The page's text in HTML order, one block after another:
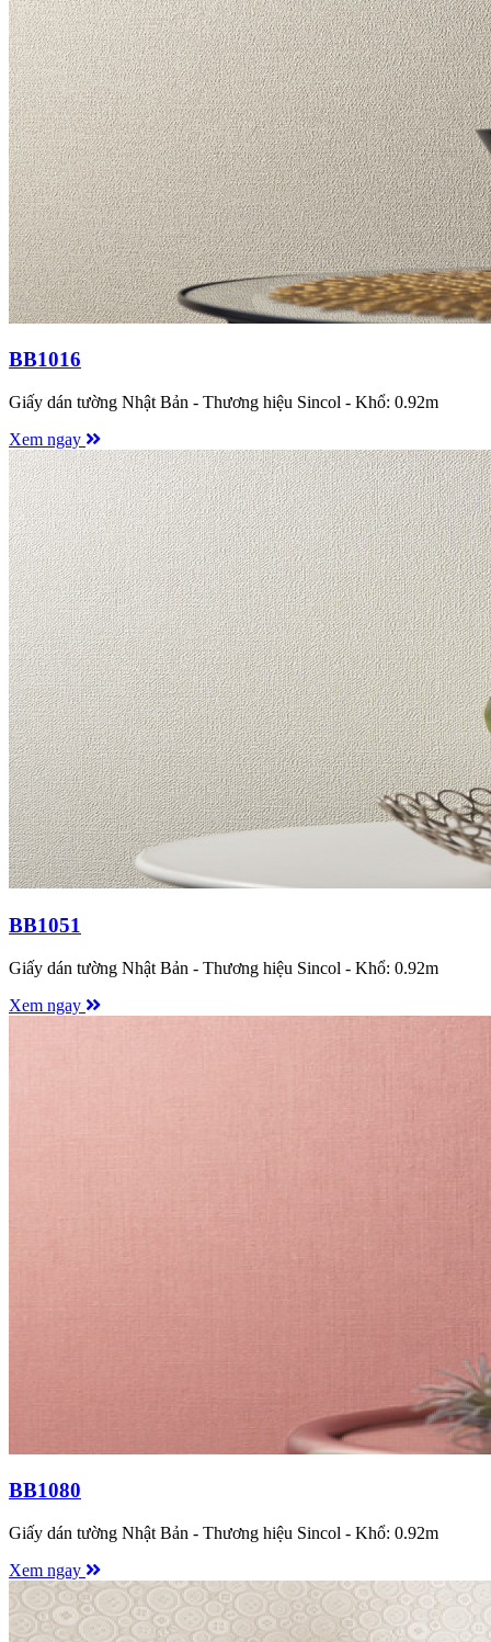
BB1016
Giấy dán tường Nhật Bản - Thương hiệu Sincol - Khổ: 0.92m
Xem ngay
BB1051
Giấy dán tường Nhật Bản - Thương hiệu Sincol - Khổ: 0.92m
Xem ngay
BB1080
Giấy dán tường Nhật Bản - Thương hiệu Sincol - Khổ: 0.92m
Xem ngay